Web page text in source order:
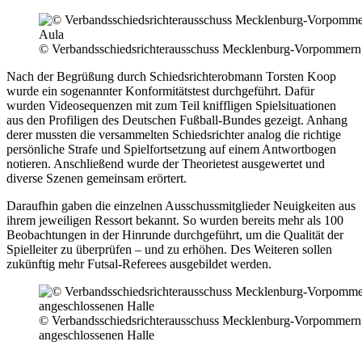
© Verbandsschiedsrichterausschuss Mecklenburg-
Nach der Begrüßung durch Schiedsrichterobmann Torsten Koop
wurde ein sogenannter Konformitätstest durchgeführt. Dafür
wurden Videosequenzen mit zum Teil kniffligen Spielsituationen
aus den Profiligen des Deutschen Fußball-Bundes gezeigt. Anhang
derer mussten die versammelten Schiedsrichter analog die richtige
persönliche Strafe und Spielfortsetzung auf einem Antwortbogen
notieren. Anschließend wurde der Theorietest ausgewertet und
diverse Szenen gemeinsam erörtert.
Daraufhin gaben die einzelnen Ausschussmitglieder Neuigkeiten aus
ihrem jeweiligen Ressort bekannt. So wurden bereits mehr als 100
Beobachtungen in der Hinrunde durchgeführt, um die Qualität der
Spielleiter zu überprüfen – und zu erhöhen. Des Weiteren sollen
zukünftig mehr Futsal-Referees ausgebildet werden.
© Verbandsschiedsrichterausschuss Mecklenburg-
angeschlossenen Halle